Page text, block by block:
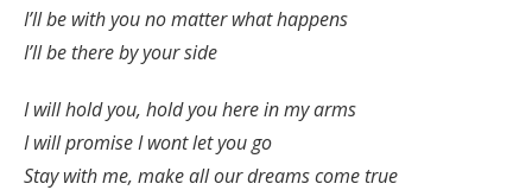
I’ll be with you no matter what happens
I’ll be there by your side
I will hold you, hold you here in my arms
I will promise I wont let you go
Stay with me, make all our dreams come true